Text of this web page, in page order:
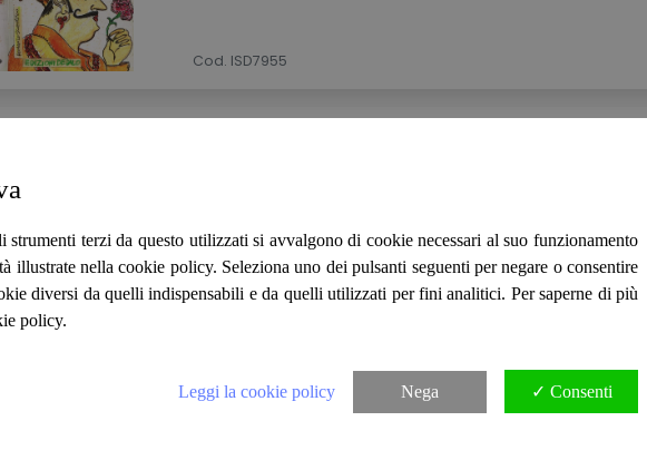
Cod. ISD7955
Stato: OTTIMO
La Scienza In Cucina
strumenti terzi da questo utilizzati si avvalgono di cookie necessari al suo funzionamento
illustrate nella cookie policy. Seleziona uno dei pulsanti seguenti per negare o consentire
diversi da quelli indispensabili e da quelli utilizzati per fini analitici. Per saperne di più
policy.
Leggi la cookie policy Nega ✓ Consenti